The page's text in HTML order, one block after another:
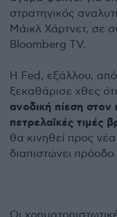
στρατηγικός
Μάικλ Χάρτνετ, σε
Bloomberg TV.
Η Fed, εξάλλου,
ξεκαθάρισε χθες ότι
ανοδική πίεση
πετρελαϊκές τιμές
θα κινηθεί προς
διαπιστώνει